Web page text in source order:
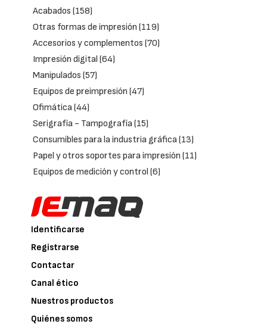
Acabados (158)
Otras formas de impresión (119)
Accesorios y complementos (70)
Impresión digital (64)
Manipulados (57)
Equipos de preimpresión (47)
Ofimática(44)
Serigrafía - Tampografía(15)
Consumibles para la industria gráfica(13)
Papel y otros soportes para impresión (11)
Equipos de medición y control (6)
Identificarse
Registrarse
Contactar
Canal ético
Nuestros productos
Quiénes somos